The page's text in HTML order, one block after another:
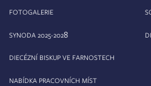
FOTOGALERIE
SYNODA 2025-2028
DIECÉZNÍ BISKUP VE FARNOSTECH
NABÍDKA PRACOVNÍCH MÍST